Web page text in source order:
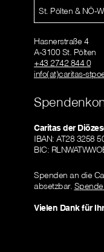
St. Pölten & NÖ-
Hasnerstraße 4
A-3100 St. Pölten
+43 2742 844 0
info(at)caritas-
Caritas der
IBAN: AT28 3258
BIC:
Spenden an die
absetzbar.
Vielen Dank für